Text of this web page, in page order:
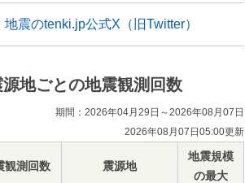
地震のtenki.jp公式X（旧Twitter）
源地ごとの地震観測回数
期間：2026年04月29日～2026年08月07日
2026年08月07日05:00更新
観測回数 震源地
地震規模
の最大